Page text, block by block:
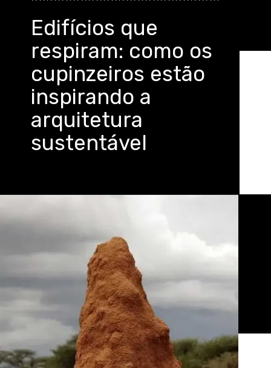
Edifícios que
respiram: como os
cupinzeiros estão
inspirando a
arquitetura
sustentável